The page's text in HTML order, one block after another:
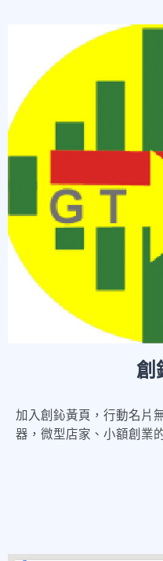
創
加入創鈊黃頁，行動名片
器，微型店家、小額創業